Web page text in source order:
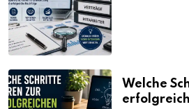
Welche